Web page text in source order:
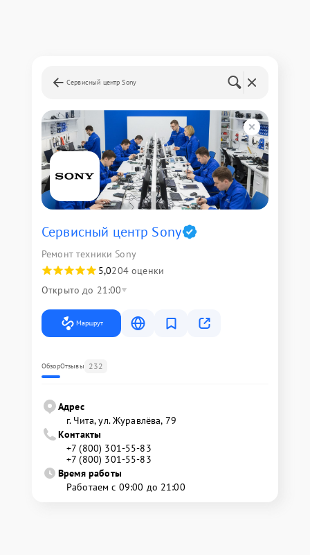
Сервисный центр Sony
Сервисный центр Sony
Ремонт техники Sony
5,0204 оценки
Открыто до 21:00
Маршрут
ОбзорОтзывы 232
Адрес
г. Чита, ул. Журавлёва, 79
Контакты
+7 (800) 301-55-83
+7 (800) 301-55-83
Время работы
Работаем с 09:00 до 21:00